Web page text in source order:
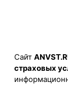
Сайт
страховых